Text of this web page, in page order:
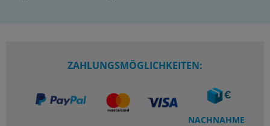
ZAHLUNGSMÖGLICHKEITEN:
NACHNAHME